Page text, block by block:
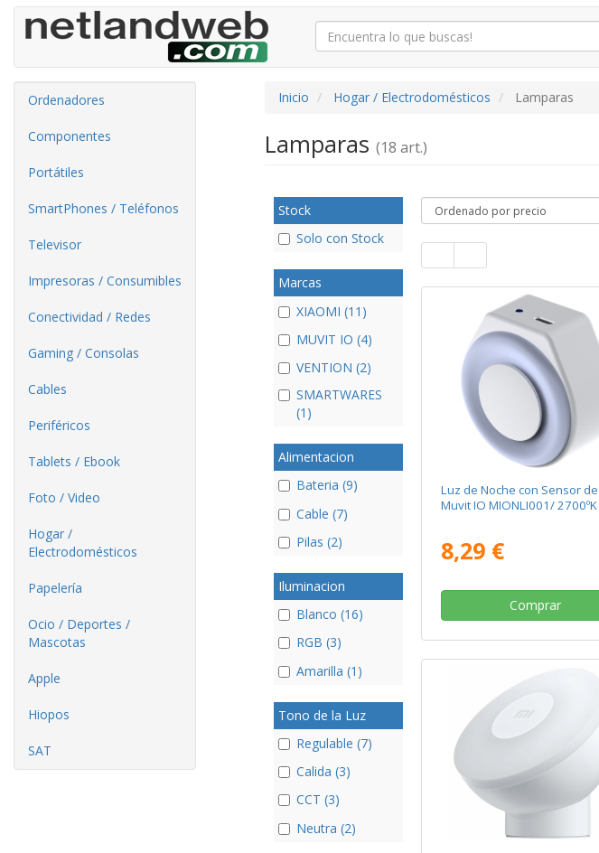
Ordenadores
Componentes
Portátiles
SmartPhones / Teléfonos
Televisor
Impresoras / Consumibles
Conectividad / Redes
Gaming / Consolas
Cables
Periféricos
Tablets / Ebook
Foto / Video
Hogar /
Electrodomésticos
Papelería
Ocio / Deportes /
Mascotas
Apple
Hiopos
SAT
Inicio Hogar / Electrodomésticos Lamparas
Lamparas (18 art.)
Stock
Solo con Stock
Marcas
XIAOMI (11)
MUVIT IO (4)
VENTION (2)
SMARTWARES
(1)
Alimentacion
Bateria (9)
Cable (7)
Pilas (2)
Iluminacion
Blanco (16)
RGB (3)
Amarilla (1)
Tono de la Luz
Regulable (7)
Calida (3)
CCT (3)
Neutra (2)
Luz de Noche con Sensor
Muvit IO MIONLI001/ 2700ºK
8,29 €
Comprar